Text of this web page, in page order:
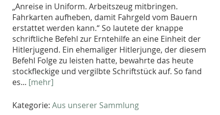
„Anreise in Uniform. Arbeitszeug mitbringen.
Fahrkarten aufheben, damit Fahrgeld vom Bauern
erstattet werden kann.“ So lautete der knappe
schriftliche Befehl zur Erntehilfe an eine Einheit der
Hitlerjugend. Ein ehemaliger Hitlerjunge, der diesem
Befehl Folge zu leisten hatte, bewahrte das heute
stockfleckige und vergilbte Schriftstück auf. So fand
es... [mehr]
Kategorie: Aus unserer Sammlung